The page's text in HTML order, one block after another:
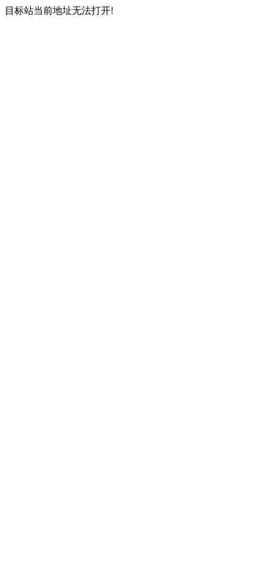
目标站当前地址无法打开!